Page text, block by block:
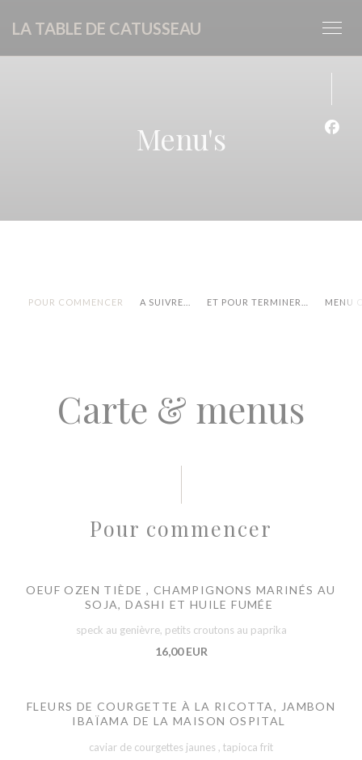
LA TABLE DE CATUSSEAU
Menu's
POUR COMMENCER A SUIVRE... ET POUR TERMINER… MENU
Carte & menus
Pour commencer
OEUF OZEN TIÈDE , CHAMPIGNONS MARINÉS AU
SOJA, DASHI ET HUILE FUMÉE
speck au genièvre, petits croutons au paprika
16,00 EUR
FLEURS DE COURGETTE À LA RICOTTA, JAMBON
IBAÏAMA DE LA MAISON OSPITAL
caviar de courgettes jaunes , tapioca frit